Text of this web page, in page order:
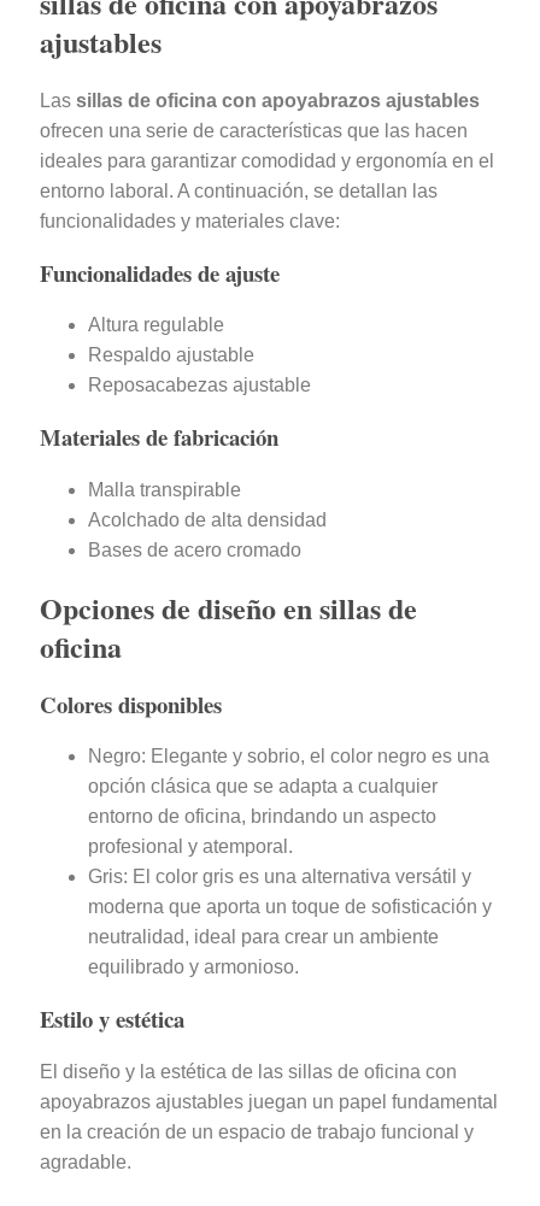
ajustables
Las sillas de oficina con apoyabrazos ajustables
ofrecen una serie de características que las hacen
ideales para garantizar comodidad y ergonomía en el
entorno laboral. A continuación, se detallan las
funcionalidades y materiales clave:
Funcionalidades de ajuste
Altura regulable
Respaldo ajustable
Reposacabezas ajustable
Materiales de fabricación
Malla transpirable
Acolchado de alta densidad
Bases de acero cromado
Opciones de diseño en sillas de
oficina
Colores disponibles
Negro: Elegante y sobrio, el color negro es una
opción clásica que se adapta a cualquier
entorno de oficina, brindando un aspecto
profesional y atemporal.
Gris: El color gris es una alternativa versátil y
moderna que aporta un toque de sofisticación y
neutralidad, ideal para crear un ambiente
equilibrado y armonioso.
Estilo y estética
El diseño y la estética de las sillas de oficina con
apoyabrazos ajustables juegan un papel fundamental
en la creación de un espacio de trabajo funcional y
agradable.